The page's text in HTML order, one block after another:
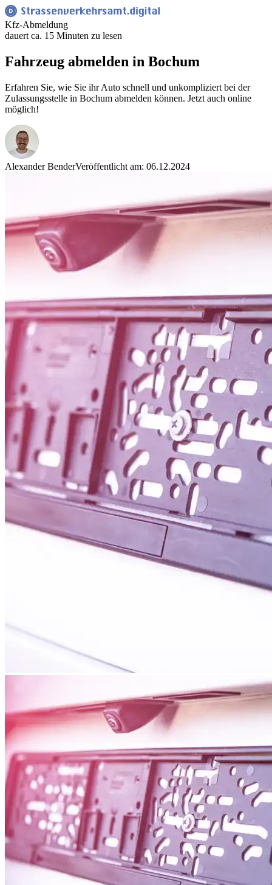
Kfz-Abmeldung
dauert ca. 15 Minuten zu lesen
Fahrzeug abmelden in Bochum
Erfahren Sie, wie Sie ihr Auto schnell und unkompliziert bei der
Zulassungsstelle in Bochum abmelden können. Jetzt auch online
möglich!
Alexander BenderVeröffentlicht am: 06.12.2024